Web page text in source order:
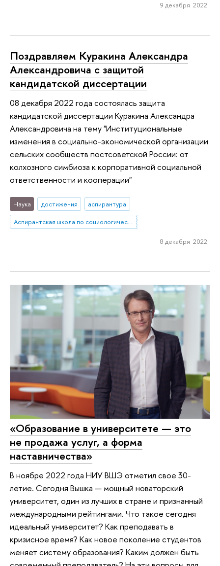
9 декабря 2022
Поздравляем Куракина Александра
Александровича с защитой
кандидатской диссертации
08 декабря 2022 года состоялась защита
кандидатской диссертации Куракина Александра
Александровича на тему "Институциональные
изменения в социально-экономической организации
сельских сообществ постсоветской России: от
колхозного симбиоза к корпоративной социальной
ответственности и кооперации"
Наука достижения
аспирантура
Аспирантская школа по социологическим наукам
8 декабря 2022
«Образование в университете — это
не продажа услуг, а форма
наставничества»
В ноябре 2022 года НИУ ВШЭ отметил свое 30-
летие. Сегодня Вышка — мощный новаторский
университет, один из лучших в стране и признанный
международными рейтингами. Что такое сегодня
идеальный университет? Как преподавать в
кризисное время? Как новое поколение студентов
меняет систему образования? Каким должен быть